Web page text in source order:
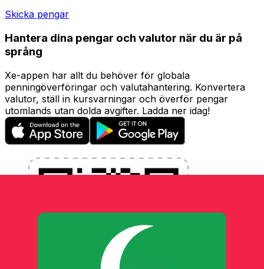
Skicka pengar
Hantera dina pengar och valutor när du är på
språng
Xe-appen har allt du behöver för globala
penningöverföringar och valutahantering. Konvertera
valutor, ställ in kursvarningar och överför pengar
utomlands utan dolda avgifter. Ladda ner idag!